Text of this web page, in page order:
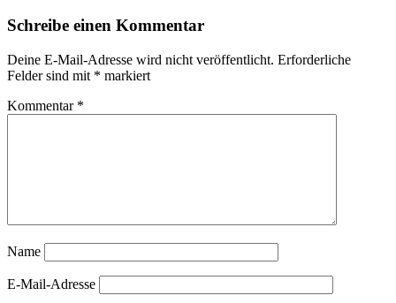
Schreibe einen Kommentar
Deine E-Mail-Adresse wird nicht veröffentlicht. Erforderliche
Felder sind mit * markiert
Kommentar *
Name
E-Mail-Adresse